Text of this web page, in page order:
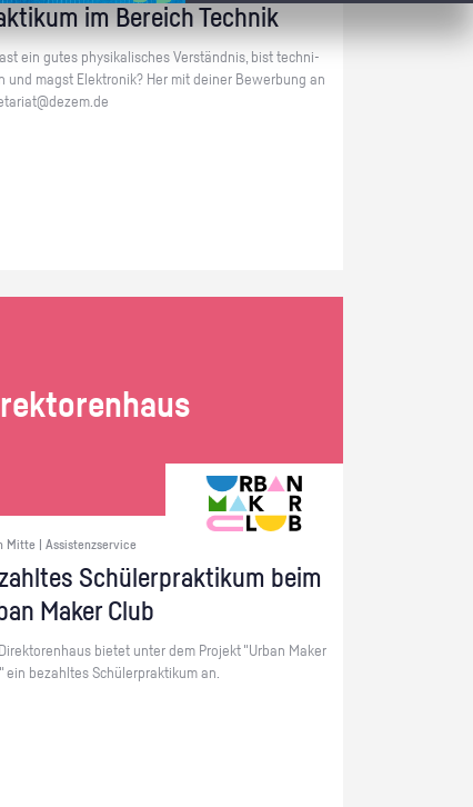
im Be­reich Tech­nik
ein gutes phy­si­ka­li­sches Ver­ständ­nis, bist tech­ni­
und magst Elek­tro­nik? Her mit dei­ner Be­wer­bung an
Mitte | Assistenzservice
Schü­ler­prak­ti­kum beim
Maker Club
bie­tet unter dem Pro­jekt "Urban Maker
ein be­zahl­tes Schü­ler­prak­ti­kum an.